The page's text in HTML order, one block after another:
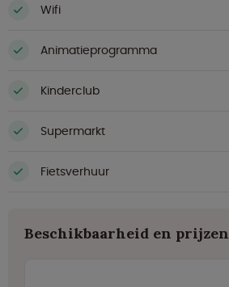
Wifi
Animatieprogramma
Kinderclub
Supermarkt
Fietsverhuur
Beschikbaarheid en prijzen